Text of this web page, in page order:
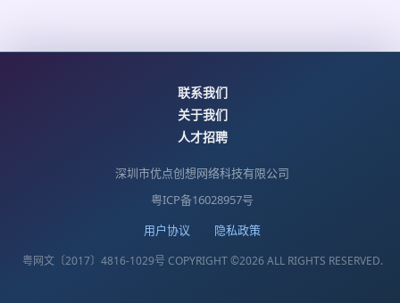
联系我们
关于我们
人才招聘
深圳市优点创想网络科技有限公司
粤ICP备16028957号
用户协议
隐私政策
粤网文〔2017〕4816-1029号 COPYRIGHT ©2026 ALL RIGHTS RESERVED.